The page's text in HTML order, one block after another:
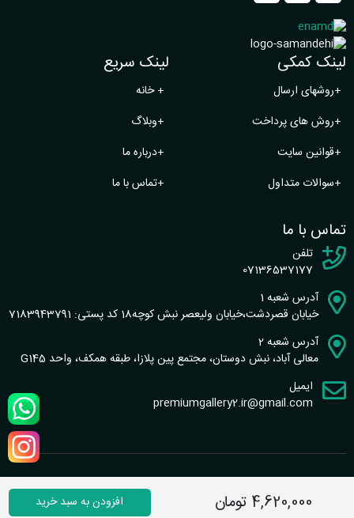
4,620,000 تومان افزودن به سبد خرید
لینک کمکی
+روشهای ارسال
+روش های پرداخت
+قوانین سایت
+سوالات متداول
لینک سریع
+خانه
+وبلاگ
+درباره ما
+تماس با ما
تماس با ما
تلفن
07136537177
آدرس شعبه 1
خیابان قصردشت،خیابان ولیعصر نبش کوچه18 کد پستی: 7183943791
آدرس شعبه 2
معالی آباد، نبش دوستان، مجتمع پین پلازا، طبقه همکف، واحد G145
ایمیل
premiumgallery2.ir@gmail.com
تماس با ما
قوانین سایت